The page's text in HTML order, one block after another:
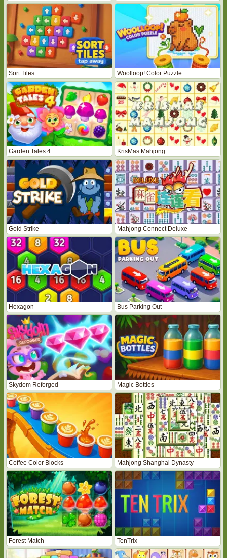
Sort Tiles Woolloop! Color Puzzle
Garden Tales 4 KrisMas Mahjong
Gold Strike Mahjong Connect Deluxe
Hexagon Bus Parking Out
Skydom Reforged Magic Bottles
Coffee Color Blocks Mahjong Shanghai Dynasty
Forest Match TenTrix